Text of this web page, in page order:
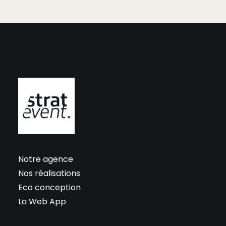
Notre agence
Nos réalisations
Eco conception
La Web App